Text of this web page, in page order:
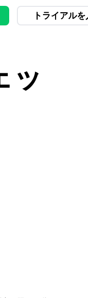
トライアル
ッ